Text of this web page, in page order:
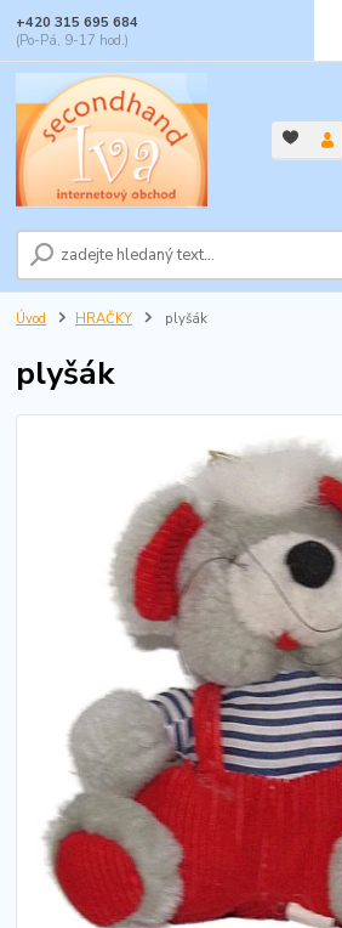
+420 315 695 684
(Po-Pá, 9-17 hod.)
Úvod HRAČKY plyšák
plyšák